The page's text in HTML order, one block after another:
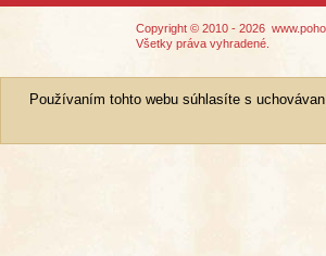
Copyright © 2010 - 2026
Všetky práva vyhradené.
Používaním tohto webu súhlasíte s